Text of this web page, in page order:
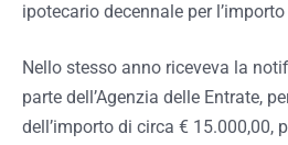
ipotecario decennale per
Nello stesso anno riceveva la
parte dell’Agenzia delle Entrate,
dell’importo di circa € 15.000,00,